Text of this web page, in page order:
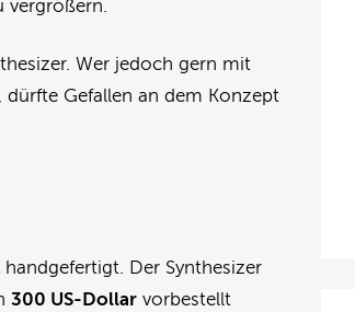
vergrößern.
Wer jedoch gern mit
Gefallen an dem Konzept
Der Synthesizer
300 US-Dollar vorbestellt